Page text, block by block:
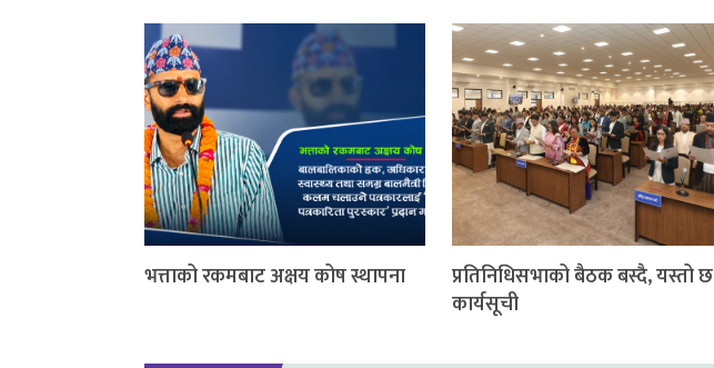
भत्ताको रकमबाट अक्षय कोष स्थापना
प्रतिनिधिसभाको बैठक बस्दै, यस्तो छ
कार्यसूची